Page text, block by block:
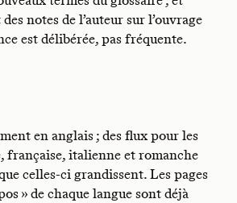
notes de l’auteur sur l’ouvrage
est délibérée, pas fréquente.
en anglais ; des flux pour les
française, italienne et romanche
celles-ci grandissent. Les pages
» de chaque langue sont déjà